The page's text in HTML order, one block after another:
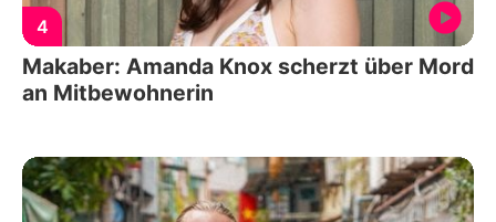
4
Makaber: Amanda Knox scherzt über Mord
an Mitbewohnerin